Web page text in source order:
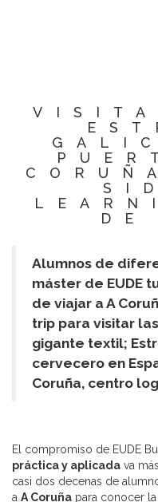
DE
Alumnos de
máster de EUDE
de viajar a A
trip para visitar
gigante textil;
cervecero en
Coruña, centro
El compromiso de EUDE
práctica y aplicada va
casi dos decenas de
a A Coruña para conocer